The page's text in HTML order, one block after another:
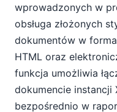
wprowadzonych w
obsługa złożonych
dokumentów w
HTML oraz
funkcja umożliwia
dokumencie instancji
bezpośrednio w